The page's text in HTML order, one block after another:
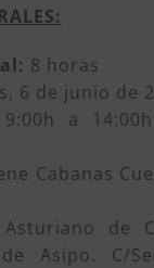
8 horas
6 de junio de
a
Cabanas
de
Asipo. C/